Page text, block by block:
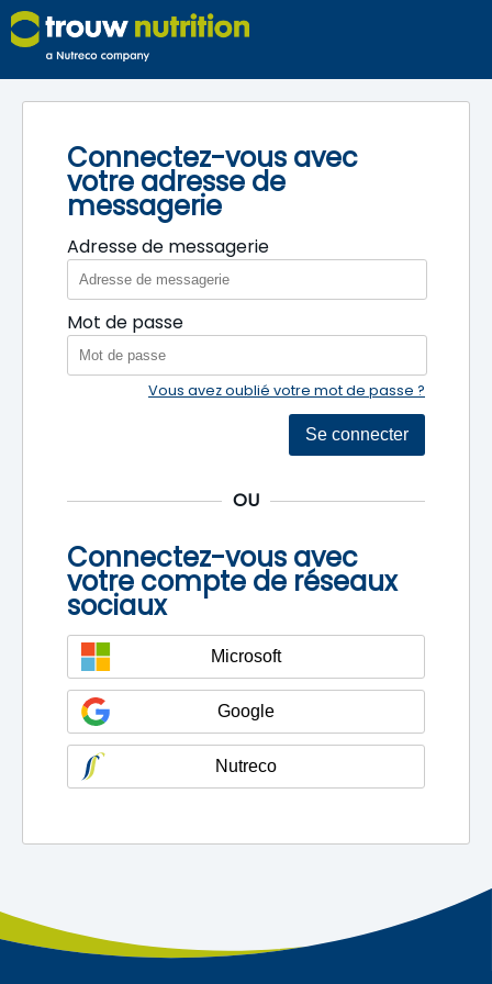
Connectez-vous avec
votre compte de réseaux
sociaux
Microsoft
Google
Nutreco
OU
Connectez-vous avec
votre adresse de
messagerie
Adresse de messagerie
Mot de passe
Vous avez oublié votre mot de passe ?
Se connecter